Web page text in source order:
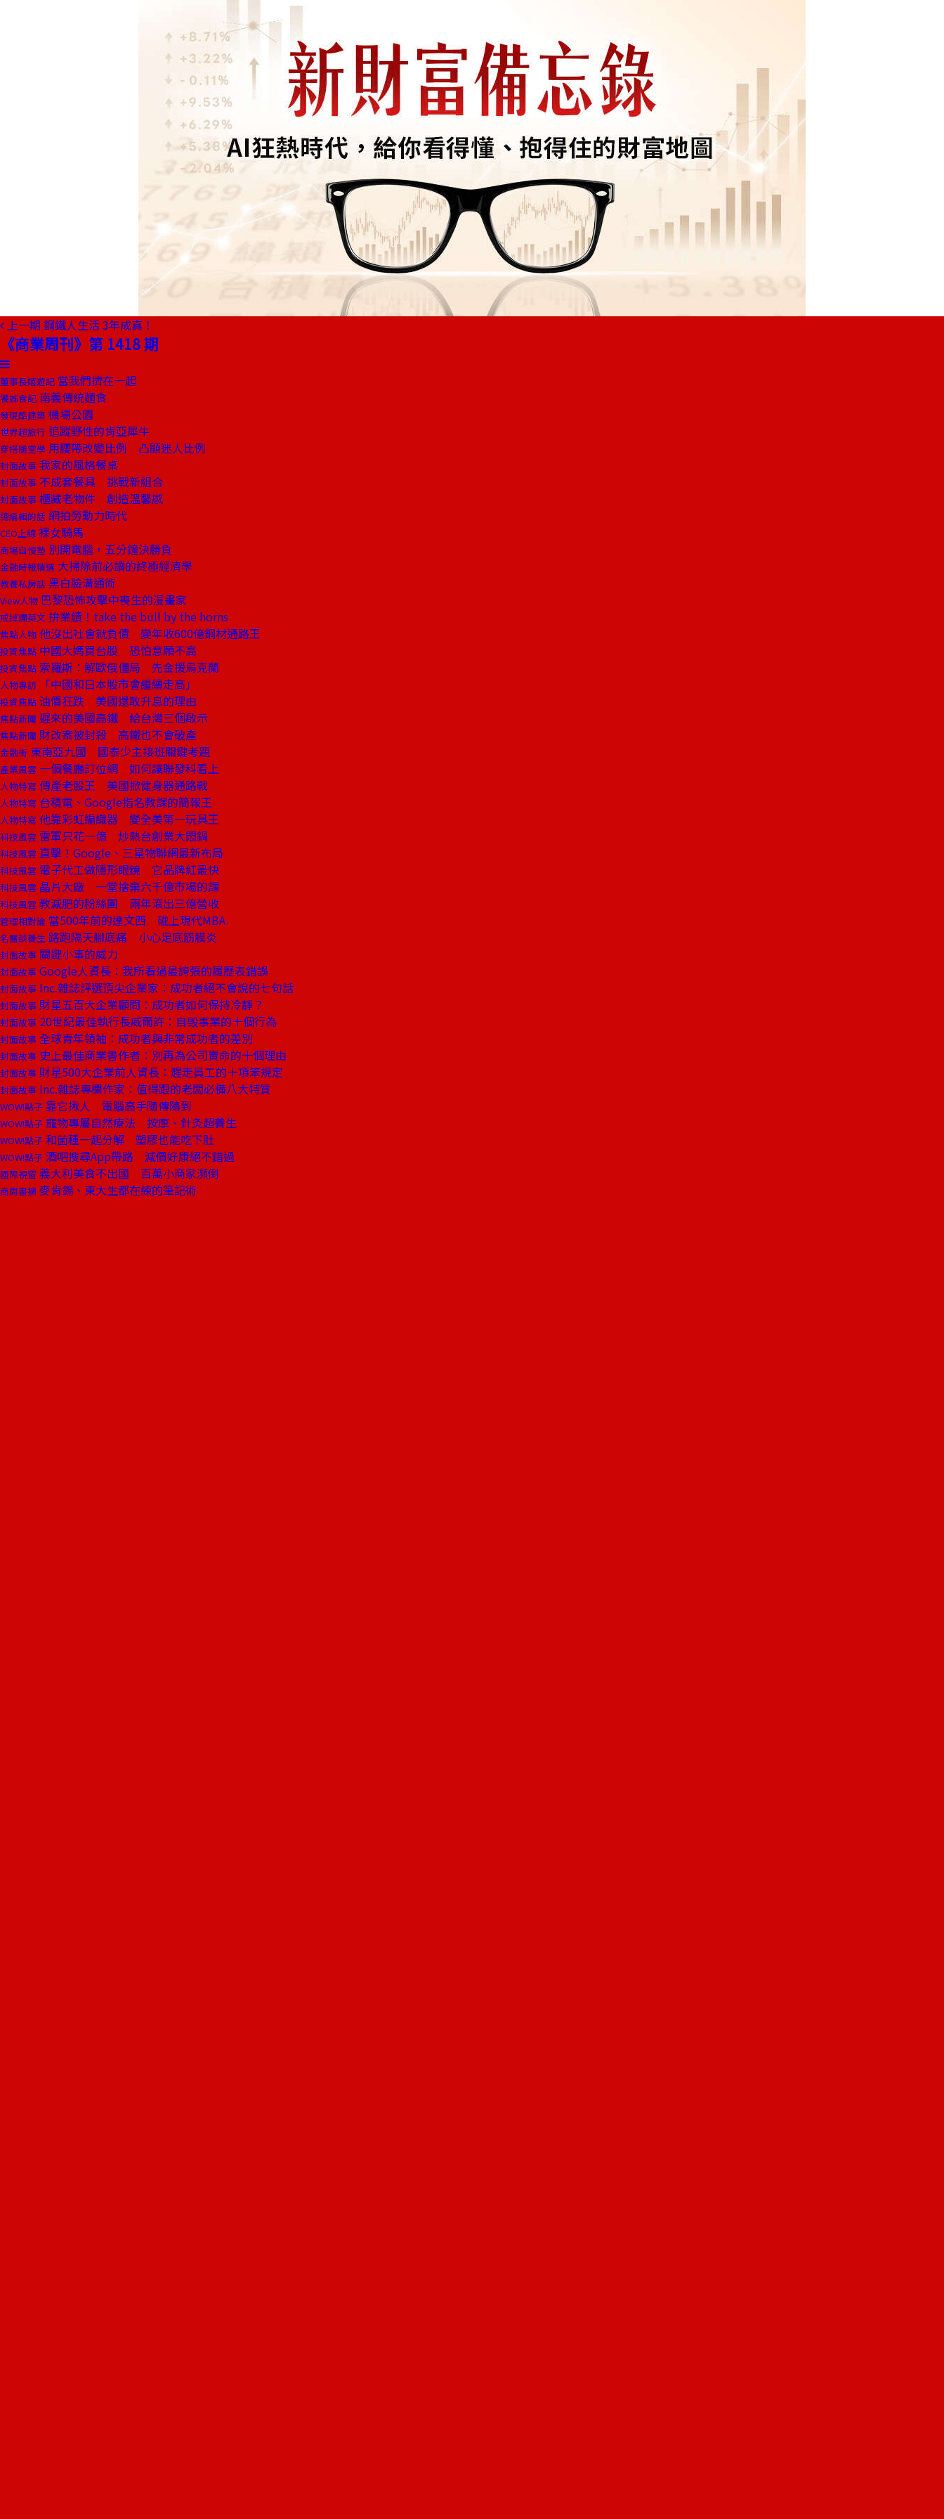
上一期 鋼鐵人生活 3年成真！
《商業周刊》第 1418 期
董事長嬉遊記 當我們擠在一起
饕姊食記 南義傳統麵食
發現酷建築 機場公園
世界超旅行 追蹤野性的肯亞犀牛
穿搭隨堂學 用腰帶改變比例 凸顯迷人比例
封面故事 我家的風格餐桌
封面故事 不成套餐具 挑戰新組合
封面故事 櫃藏老物件 創造溫馨感
總編輯的話 網拍勞動力時代
CEO上線 裸女騎馬
商場自慢塾 別開電腦，五分鐘決勝負
金融時報精選 大掃除前必讀的終極經濟學
教養私房話 黑白臉溝通術
View人物 巴黎恐怖攻擊中喪生的漫畫家
戒掉爛英文 拚業績！take the bull by the horns
焦點人物 他沒出社會就負債 變年收600億鋼材通路王
投資焦點 中國大媽買台股 恐怕意願不高
投資焦點 索羅斯：解歐俄僵局 先金援烏克蘭
人物專訪 「中國和日本股市會繼續走高」
投資焦點 油價狂跌 美國還敢升息的理由
焦點新聞 遲來的美國高鐵 給台灣三個啟示
焦點新聞 財改案被封殺 高鐵也不會破產
金融街 東南亞九國 國泰少主接班關鍵考題
產業風雲 一個餐廳訂位網 如何讓聯發科看上
人物特寫 傳產老股王 美國掀健身器通路戰
人物特寫 台積電、Google指名教課的簡報王
人物特寫 他靠彩虹編織器 變全美第一玩具王
科技風雲 雷軍只花一億 炒熱台創業大悶鍋
科技風雲 直擊！Google、三星物聯網最新布局
科技風雲 電子代工做隱形眼鏡 它品牌紅最快
科技風雲 晶片大廠 一堂捨棄六千億市場的課
科技風雲 教減肥的粉絲團 兩年滾出三億營收
管理相對論 當500年前的達文西 碰上現代MBA
名醫談養生 路跑隔天腳底痛 小心足底筋膜炎
封面故事 關鍵小事的威力
封面故事 Google人資長：我所看過最誇張的履歷表錯誤
封面故事 Inc.雜誌評選頂尖企業家：成功者絕不會說的七句話
封面故事 財星五百大企業顧問：成功者如何保持冷靜？
封面故事 20世紀最佳執行長威爾許：自毀事業的十個行為
封面故事 全球青年領袖：成功者與非常成功者的差別
封面故事 史上最佳商業書作者：別再為公司賣命的十個理由
封面故事 財星500大企業前人資長：趕走員工的十項笨規定
封面故事 Inc.雜誌專欄作家：值得跟的老闆必備八大特質
WOW!點子 靠它揪人 電腦高手隨傳隨到
WOW!點子 寵物專屬自然療法 按摩、針灸超養生
WOW!點子 和菌種一起分解 塑膠也能吃下肚
WOW!點子 酒吧搜尋App帶路 減價好康絕不錯過
國際視窗 義大利美食不出國 百萬小商家瀕倒
商周書摘 麥肯錫、東大生都在練的筆記術